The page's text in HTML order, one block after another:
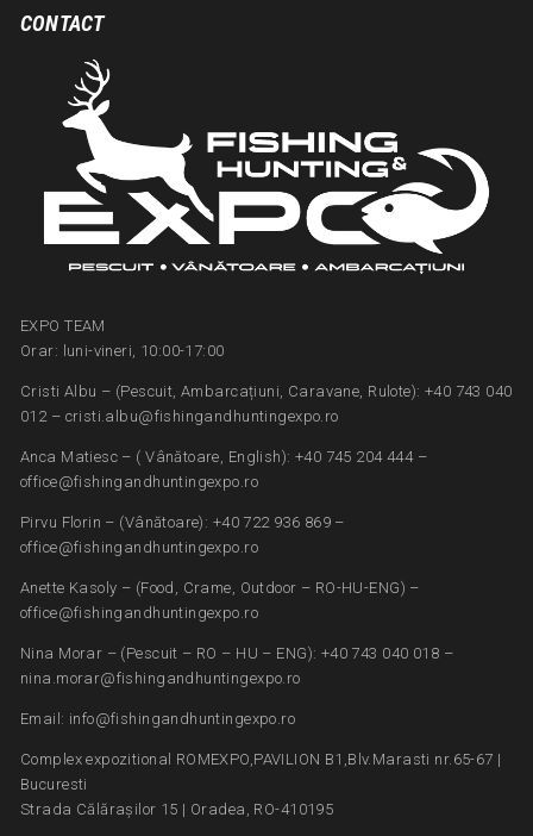
CONTACT
EXPO TEAM
Orar: luni-vineri, 10:00-17:00
Cristi Albu – (Pescuit, Ambarcațiuni, Caravane, Rulote): +40 743 040
012 – cristi.albu@fishingandhuntingexpo.ro
Anca Matiesc – ( Vânătoare, English): +40 745 204 444 –
office@fishingandhuntingexpo.ro
Pirvu Florin – (Vânătoare): +40 722 936 869 –
office@fishingandhuntingexpo.ro
Anette Kasoly – (Food, Crame, Outdoor – RO-HU-ENG) –
office@fishingandhuntingexpo.ro
Nina Morar – (Pescuit – RO – HU – ENG): +40 743 040 018 –
nina.morar@fishingandhuntingexpo.ro
Email: info@fishingandhuntingexpo.ro
Complex expozitional ROMEXPO,PAVILION B1,Blv.Marasti nr.65-67 |
Bucuresti
Strada Călărașilor 15 | Oradea, RO-410195